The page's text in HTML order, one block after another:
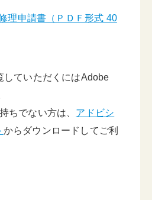
理申請書（ＰＤＦ形式 40
していただくにはAdobe
ちでない方は、 アドビシ
からダウンロードしてご利